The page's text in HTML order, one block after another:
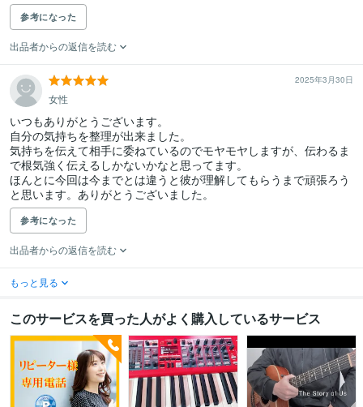
参考になった
出品者からの返信を読む
2025年3月30日
女性
いつもありがとうございます。
自分の気持ちを整理が出来ました。
気持ちを伝えて相手に委ねているのでモヤモヤしますが、伝わるま
で根気強く伝えるしかないかなと思ってます。
ほんとに今回は今までとは違うと彼が理解してもらうまで頑張ろう
と思います。ありがとうございました。
参考になった
出品者からの返信を読む
もっと見る
このサービスを買った人がよく購入しているサービス